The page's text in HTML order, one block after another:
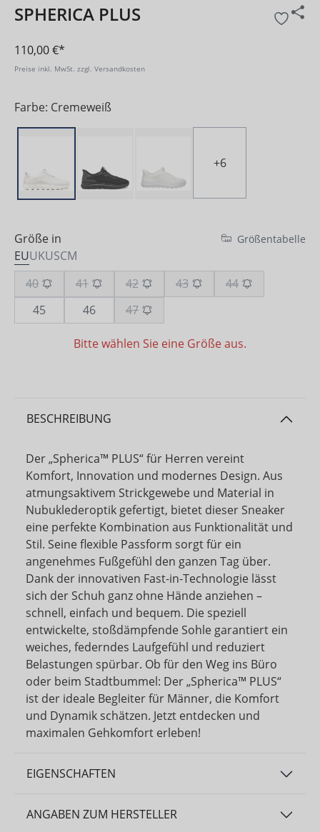
SPHERICA PLUS
110,00 €*
Preise inkl. MwSt. zzgl. Versandkosten
Farbe: Cremeweiß
+6
Größe in
EUUKUSCM
Größentabelle
40 41 42 43
44
45
46 47
Bitte wählen Sie eine Größe aus.
BESCHREIBUNG
Der „Spherica™ PLUS“ für Herren vereint
Komfort, Innovation und modernes Design. Aus
atmungsaktivem Strickgewebe und Material in
Nubuklederoptik gefertigt, bietet dieser Sneaker
eine perfekte Kombination aus Funktionalität und
Stil. Seine flexible Passform sorgt für ein
angenehmes Fußgefühl den ganzen Tag über.
Dank der innovativen Fast-in-Technologie lässt
sich der Schuh ganz ohne Hände anziehen –
schnell, einfach und bequem. Die speziell
entwickelte, stoßdämpfende Sohle garantiert ein
weiches, federndes Laufgefühl und reduziert
Belastungen spürbar. Ob für den Weg ins Büro
oder beim Stadtbummel: Der „Spherica™ PLUS“
ist der ideale Begleiter für Männer, die Komfort
und Dynamik schätzen. Jetzt entdecken und
maximalen Gehkomfort erleben!
EIGENSCHAFTEN
ANGABEN ZUM HERSTELLER